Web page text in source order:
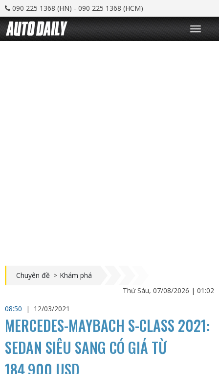
090 225 1368 (HN) - 090 225 1368 (HCM)
T
o
g
Chuyên đề > Khám phá
Thứ Sáu, 07/08/2026 | 01:02
08:50
| 12/03/2021
MERCEDES-MAYBACH S-CLASS 2021:
SEDAN SIÊU SANG CÓ GIÁ TỪ
184.900 USD